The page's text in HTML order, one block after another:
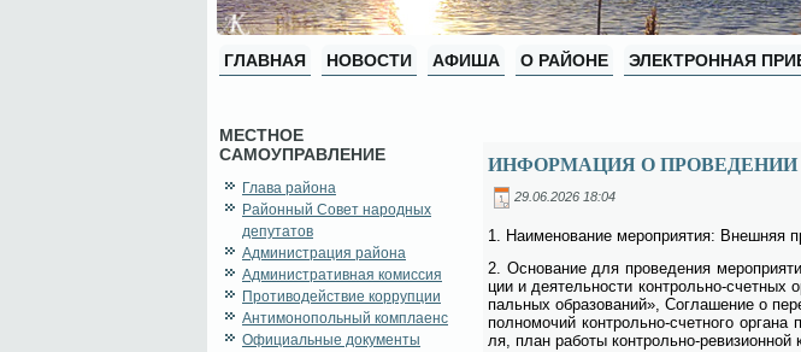
ГЛАВНАЯ НОВОСТИ АФИША О РАЙОНЕ ЭЛЕКТРОННАЯ
МЕСТНОЕ
САМОУПРАВЛЕНИЕ
Глава района
Районный Совет народных
депутатов
Администрация района
Административная комиссия
Противодействие коррупции
Антимонопольный комплаенс
Официальные документы
ИНФОРМАЦИЯ О
29.06.2026 18:04
1. На­име­но­ва­ние ме­ро­при­я­тия: Внеш­няя
2. Ос­но­ва­ние для про­ве­де­ния
ции и де­я­тель­но­сти кон­троль­но-
паль­ных об­ра­зо­ва­ний», Со­гла­ше­ние о
пол­но­мо­чий кон­троль­но-счет­но­го
ля, план ра­бо­ты кон­троль­но-ре­ви­зи­он­ной